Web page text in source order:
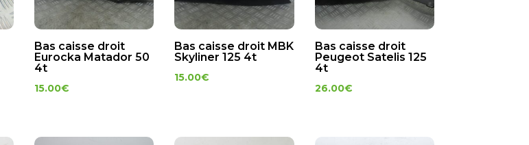
Bas caisse droit
Eurocka Matador 50
4t
15.00€
Bas caisse droit MBK
Skyliner 125 4t
15.00€
Bas caisse droit
Peugeot Satelis 125
4t
26.00€